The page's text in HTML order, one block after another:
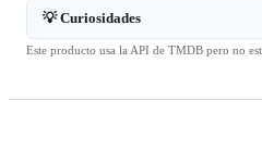
💡 Curiosidades
Este producto usa la API de TMDB pero no